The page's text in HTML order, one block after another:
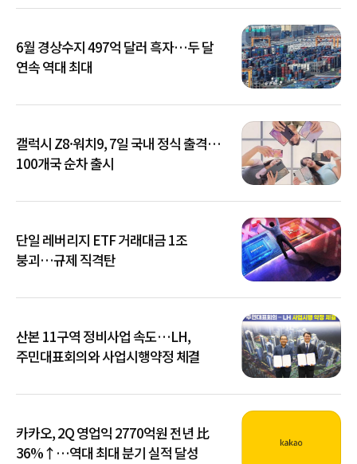
6월 경상수지 497억 달러 흑자…두 달
연속 역대 최대
갤럭시 Z8·워치9, 7일 국내 정식 출격…
100개국 순차 출시
단일 레버리지 ETF 거래대금 1조
붕괴…규제 직격탄
산본 11구역 정비사업 속도…LH,
주민대표회의와 사업시행약정 체결
카카오, 2Q 영업익 2770억원 전년 比
36%↑…역대 최대 분기 실적 달성